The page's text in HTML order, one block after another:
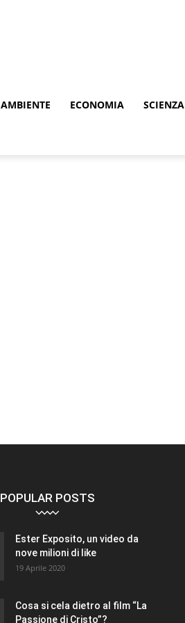
AMBIENTE ECONOMIA SCIENZA
POPULAR POSTS
Ester Exposito, un video da
nove milioni di like
19 Aprile 2020
Cosa si cela dietro al film “La
Passione di Cristo”?